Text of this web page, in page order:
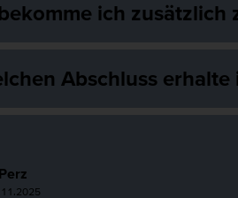
ich zusätzlich
Abschluss